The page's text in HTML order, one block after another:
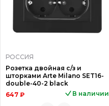
РОССИЯ
Розетка двойная с/з и
шторками Arte Milano SET16-
double-40-2 black
647 ₽
В наличии